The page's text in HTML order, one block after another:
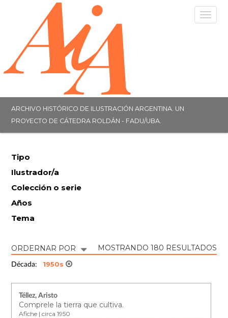
ARCHIVO HISTÓRICO DE ILUSTRACIÓN ARGENTINA. UN
PROYECTO DE CÁTEDRA ROLDÁN - FADU/UBA.
Tipo
Ilustrador/a
Colección o serie
Años
Tema
ORDERNAR POR MOSTRANDO 180 RESULTADOS
Década: 1950s
Téllez, Aristo
Comprele la tierra que cultiva.
Afiche | circa 1950